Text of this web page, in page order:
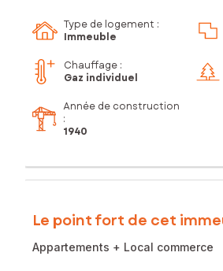
Type de logement :
Immeuble
Chauffage :
Gaz individuel
Année de construction
:
1940
Le point fort de cet
Appartements + Local commerce